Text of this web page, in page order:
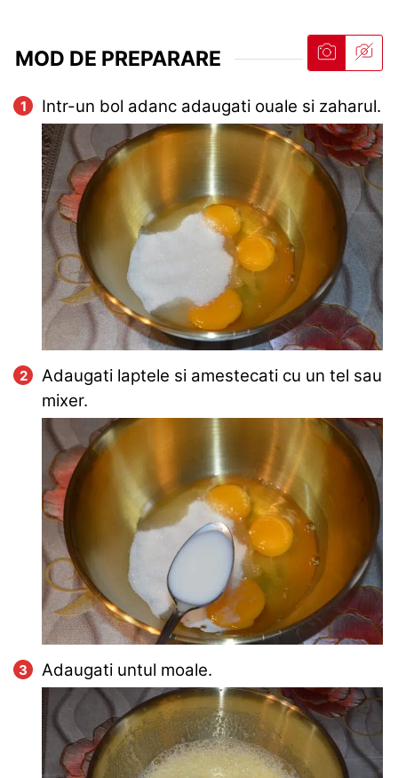
MOD DE PREPARARE
Intr-un bol adanc adaugati ouale si zaharul.
Adaugati laptele si amestecati cu un tel sau
mixer.
Adaugati untul moale.